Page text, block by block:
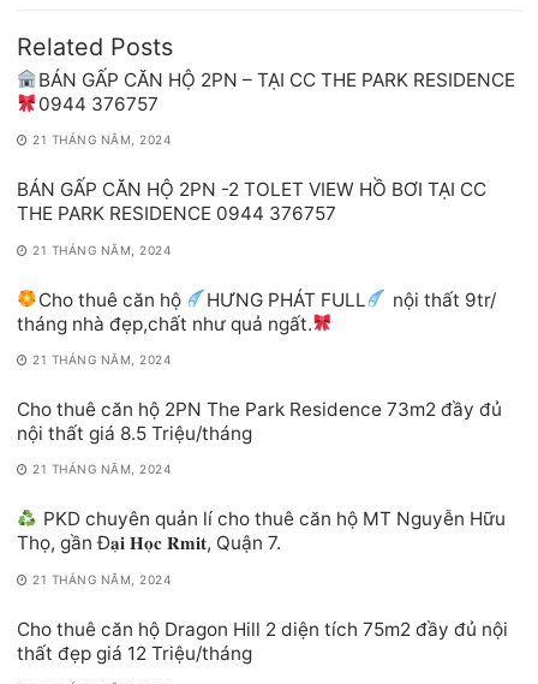
Related Posts
BÁN GẤP CĂN HỘ 2PN – TẠI CC THE PARK RESIDENCE
0944 376757
21 THÁNG NĂM, 2024
BÁN GẤP CĂN HỘ 2PN -2 TOLET VIEW HỒ BƠI TẠI CC
THE PARK RESIDENCE 0944 376757
21 THÁNG NĂM, 2024
Cho thuê căn hộ HƯNG PHÁT FULL
nội thất 9tr/
tháng nhà đẹp,chất như quả ngất.
21 THÁNG NĂM, 2024
Cho thuê căn hộ 2PN The Park Residence 73m2 đầy đủ
nội thất giá 8.5 Triệu/tháng
21 THÁNG NĂM, 2024
PKD chuyên quản lí cho thuê căn hộ MT Nguyễn Hữu
Thọ, gần Đ𝐚̣𝐢 𝐇𝐨̣𝐜 𝐑𝐦𝐢𝐭, Quận 7.
21 THÁNG NĂM, 2024
Cho thuê căn hộ Dragon Hill 2 diện tích 75m2 đầy đủ nội
thất đẹp giá 12 Triệu/tháng